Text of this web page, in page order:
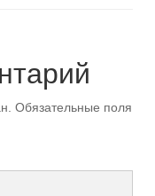
Обязательные поля